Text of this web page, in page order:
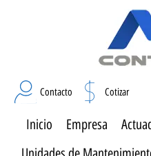
Contacto Cotizar
Inicio Empresa